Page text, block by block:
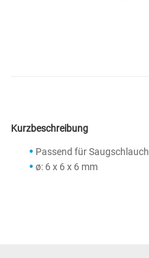
Kurzbeschreibung
Passend für Saugschlauch
ø: 6 x 6 x 6 mm